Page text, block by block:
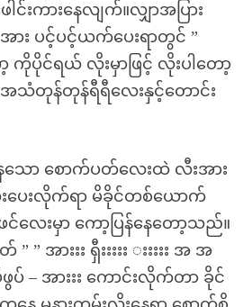
င်းကားနေလျက်။လျှာအပြား
း ပင့်ပင့်ယက်ပေးရာတွင် ”
ာ့ ကိုပိုင်ရယ် လိုးမှာဖြင့် လိုးပါတော့
အသံတုန်တုန်ရီရီလေးနှင့်တောင်း
ေသော စောက်ပတ်လေးထဲ လီးအား
ေးလိုက်ရာ မိခိုင်တစ်ယောက်
လေးမှာ ကော့ပြန်နေတော့သည်။
အားးး ရှီးးးးး းးးးး အ အ
– အားးး ကောင်းလိုက်တာ ခိုင်